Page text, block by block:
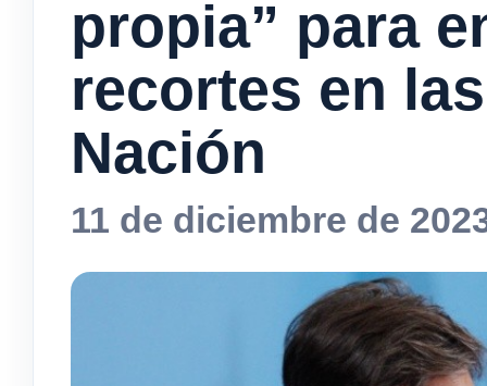
propia” para
recortes en
Nación
11 de diciembre de